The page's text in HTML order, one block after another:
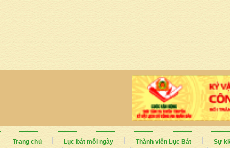
Trang chủ Lục bát mỗi ngày Thành viên Lục Bát
Sự